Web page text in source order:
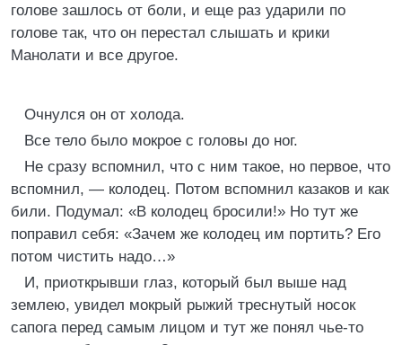
голове зашлось от боли, и еще раз ударили по
голове так, что он перестал слышать и крики
Манолати и все другое.
Очнулся он от холода.
Все тело было мокрое с головы до ног.
Не сразу вспомнил, что с ним такое, но первое, что
вспомнил, — колодец. Потом вспомнил казаков и как
били. Подумал: «В колодец бросили!» Но тут же
поправил себя: «Зачем же колодец им портить? Его
потом чистить надо…»
И, приоткрывши глаз, который был выше над
землею, увидел мокрый рыжий треснутый носок
сапога перед самым лицом и тут же понял чье-то